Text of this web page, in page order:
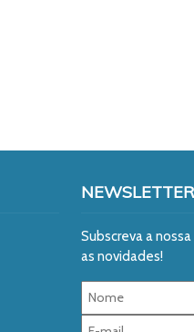
NEWSLETTER
Subscreva a
as novidades!